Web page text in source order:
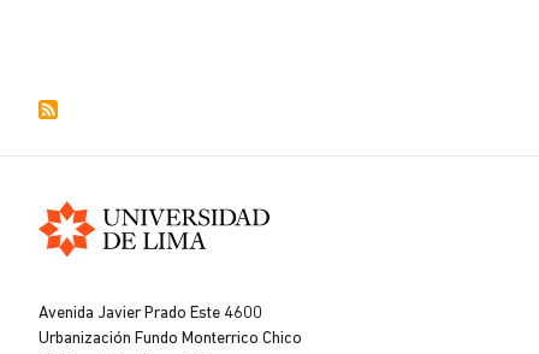
de
Lima
Avenida Javier Prado Este 4600
Urbanización Fundo Monterrico Chico